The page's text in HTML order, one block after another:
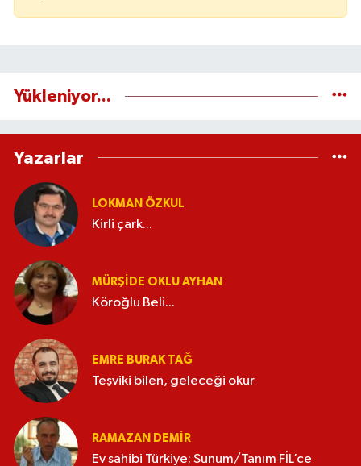
Yükleniyor...
Yazarlar
LOKMAN ÖZKUL
Kirli çark...
MÜRŞIDE OKLU AYHAN
Köroğlu Beli...
EMRE BURAK TAĞ
Teşviki bilen, geleceği okur
RAMAZAN DEMİR
Ev sahibi Türkiye; Sunum/Tanım FİL’ce